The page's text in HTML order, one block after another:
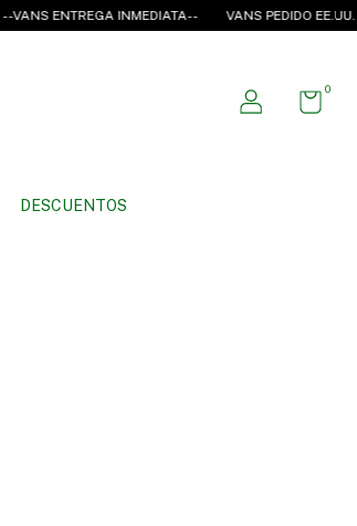
ENTREGA INMEDIATA-- VANS PEDIDO EE.UU.
0
DESCUENTOS